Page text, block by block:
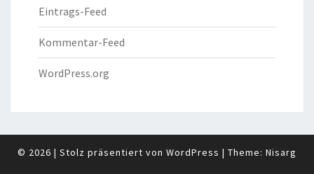
Eintrags-Feed
Kommentar-Feed
WordPress.org
© 2026 | Stolz präsentiert von WordPress | Theme: Nisarg